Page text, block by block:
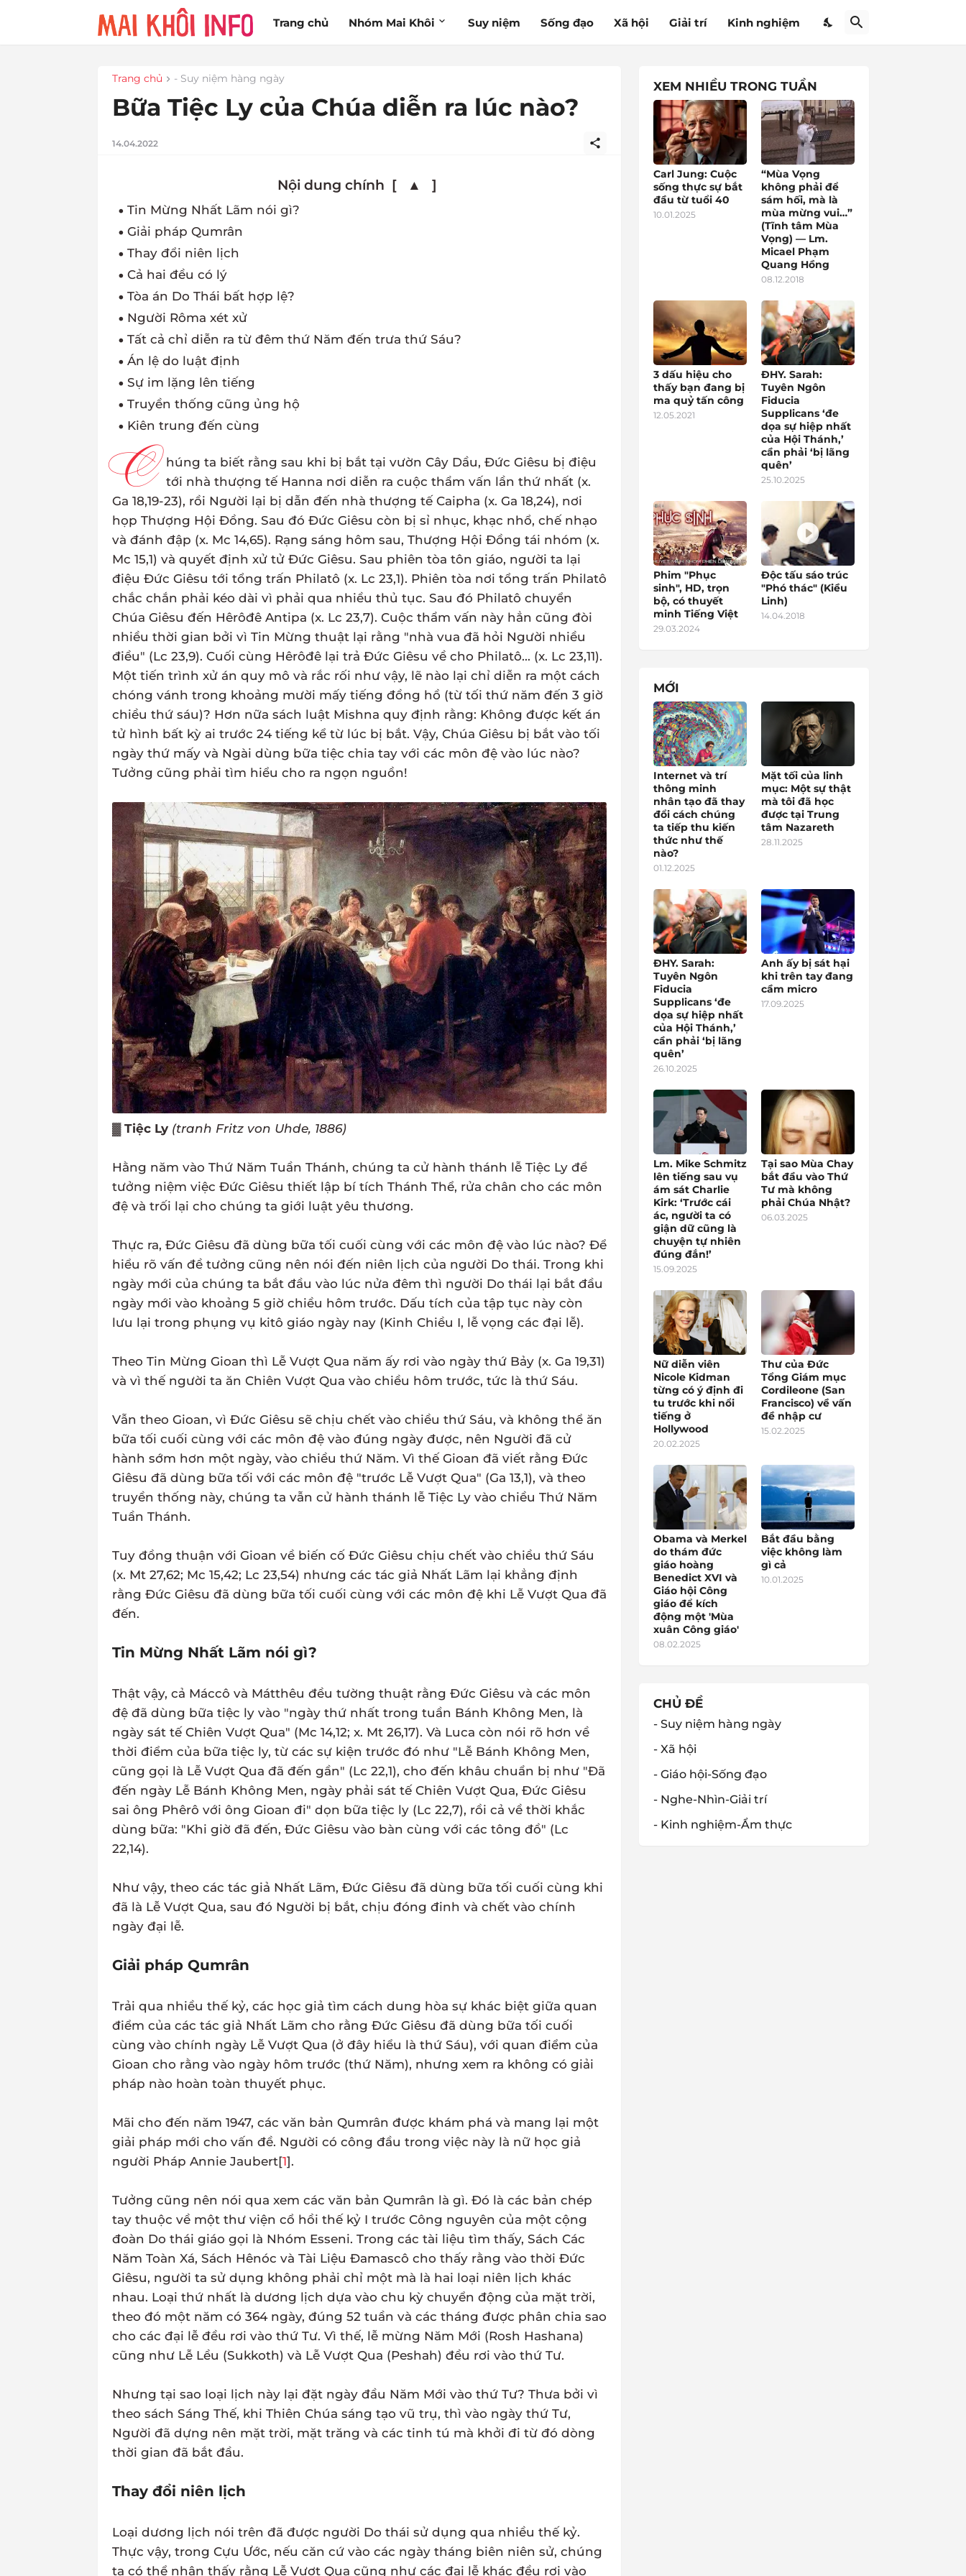
Trang chủ Nhóm Mai Khôi Suy niệm Sống đạo Xã hội Giải trí Kinh nghiệm
Trang chủ - Suy niệm hàng ngày
Bữa Tiệc Ly của Chúa diễn ra lúc nào?
14.04.2022
Tin Mừng Nhất Lãm nói gì?
Giải pháp Qumrân
Thay đổi niên lịch
Cả hai đều có lý
Tòa án Do Thái bất hợp lệ?
Người Rôma xét xử
Tất cả chỉ diễn ra từ đêm thứ Năm đến trưa thứ Sáu?
Án lệ do luật định
Sự im lặng lên tiếng
Truyền thống cũng ủng hộ
Kiên trung đến cùng
C húng ta biết rằng sau khi bị bắt tại vườn Cây Dầu, Đức Giêsu bị điệu
tới nhà thượng tế Hanna nơi diễn ra cuộc thẩm vấn lần thứ nhất (x.
Ga 18,19-23), rồi Người lại bị dẫn đến nhà thượng tế Caipha (x. Ga 18,24), nơi
họp Thượng Hội Đồng. Sau đó Đức Giêsu còn bị sỉ nhục, khạc nhổ, chế nhạo
và đánh đập (x. Mc 14,65). Rạng sáng hôm sau, Thượng Hội Đồng tái nhóm (x.
Mc 15,1) và quyết định xử tử Đức Giêsu. Sau phiên tòa tôn giáo, người ta lại
điệu Đức Giêsu tới tổng trấn Philatô (x. Lc 23,1). Phiên tòa nơi tổng trấn Philatô
chắc chắn phải kéo dài vì phải qua nhiều thủ tục. Sau đó Philatô chuyển
Chúa Giêsu đến Hêrôđê Antipa (x. Lc 23,7). Cuộc thẩm vấn này hẳn cũng đòi
nhiều thời gian bởi vì Tin Mừng thuật lại rằng "nhà vua đã hỏi Người nhiều
điều" (Lc 23,9). Cuối cùng Hêrôđê lại trả Đức Giêsu về cho Philatô... (x. Lc 23,11).
Một tiến trình xử án quy mô và rắc rối như vậy, lẽ nào lại chỉ diễn ra một cách
chóng vánh trong khoảng mười mấy tiếng đồng hồ (từ tối thứ năm đến 3 giờ
chiều thứ sáu)? Hơn nữa sách luật Mishna quy định rằng: Không được kết án
tử hình bất kỳ ai trước 24 tiếng kể từ lúc bị bắt. Vậy, Chúa Giêsu bị bắt vào tối
ngày thứ mấy và Ngài dùng bữa tiệc chia tay với các môn đệ vào lúc nào?
Tưởng cũng phải tìm hiểu cho ra ngọn nguồn!
▓ Tiệc Ly(tranh Fritz von Uhde, 1886)
Hằng năm vào Thứ Năm Tuần Thánh, chúng ta cử hành thánh lễ Tiệc Ly để
tưởng niệm việc Đức Giêsu thiết lập bí tích Thánh Thể, rửa chân cho các môn
đệ và trối lại cho chúng ta giới luật yêu thương.
Thực ra, Đức Giêsu đã dùng bữa tối cuối cùng với các môn đệ vào lúc nào? Để
hiểu rõ vấn đề tưởng cũng nên nói đến niên lịch của người Do thái. Trong khi
ngày mới của chúng ta bắt đầu vào lúc nửa đêm thì người Do thái lại bắt đầu
ngày mới vào khoảng 5 giờ chiều hôm trước. Dấu tích của tập tục này còn
lưu lại trong phụng vụ kitô giáo ngày nay (Kinh Chiều I, lễ vọng các đại lễ).
Theo Tin Mừng Gioan thì Lễ Vượt Qua năm ấy rơi vào ngày thứ Bảy (x. Ga 19,31)
và vì thế người ta ăn Chiên Vượt Qua vào chiều hôm trước, tức là thứ Sáu.
Vẫn theo Gioan, vì Đức Giêsu sẽ chịu chết vào chiều thứ Sáu, và không thể ăn
bữa tối cuối cùng với các môn đệ vào đúng ngày được, nên Người đã cử
hành sớm hơn một ngày, vào chiều thứ Năm. Vì thế Gioan đã viết rằng Đức
Giêsu đã dùng bữa tối với các môn đệ "trước Lễ Vượt Qua" (Ga 13,1), và theo
truyền thống này, chúng ta vẫn cử hành thánh lễ Tiệc Ly vào chiều Thứ Năm
Tuần Thánh.
Tuy đồng thuận với Gioan về biến cố Đức Giêsu chịu chết vào chiều thứ Sáu
(x. Mt 27,62; Mc 15,42; Lc 23,54) nhưng các tác giả Nhất Lãm lại khẳng định
rằng Đức Giêsu đã dùng bữa tối cuối cùng với các môn đệ khi Lễ Vượt Qua đã
đến.
Tin Mừng Nhất Lãm nói gì?
Thật vậy, cả Máccô và Mátthêu đều tường thuật rằng Đức Giêsu và các môn
đệ đã dùng bữa tiệc ly vào "ngày thứ nhất trong tuần Bánh Không Men, là
ngày sát tế Chiên Vượt Qua" (Mc 14,12; x. Mt 26,17). Và Luca còn nói rõ hơn về
thời điểm của bữa tiệc ly, từ các sự kiện trước đó như "Lễ Bánh Không Men,
cũng gọi là Lễ Vượt Qua đã đến gần" (Lc 22,1), cho đến khâu chuẩn bị như "Đã
đến ngày Lễ Bánh Không Men, ngày phải sát tế Chiên Vượt Qua, Đức Giêsu
sai ông Phêrô với ông Gioan đi" dọn bữa tiệc ly (Lc 22,7), rồi cả về thời khắc
dùng bữa: "Khi giờ đã đến, Đức Giêsu vào bàn cùng với các tông đồ" (Lc
22,14).
Như vậy, theo các tác giả Nhất Lãm, Đức Giêsu đã dùng bữa tối cuối cùng khi
đã là Lễ Vượt Qua, sau đó Người bị bắt, chịu đóng đinh và chết vào chính
ngày đại lễ.
Giải pháp Qumrân
Trải qua nhiều thế kỷ, các học giả tìm cách dung hòa sự khác biệt giữa quan
điểm của các tác giả Nhất Lãm cho rằng Đức Giêsu đã dùng bữa tối cuối
cùng vào chính ngày Lễ Vượt Qua (ở đây hiểu là thứ Sáu), với quan điểm của
Gioan cho rằng vào ngày hôm trước (thứ Năm), nhưng xem ra không có giải
pháp nào hoàn toàn thuyết phục.
Mãi cho đến năm 1947, các văn bản Qumrân được khám phá và mang lại một
giải pháp mới cho vấn đề. Người có công đầu trong việc này là nữ học giả
người Pháp Annie Jaubert[1].
Tưởng cũng nên nói qua xem các văn bản Qumrân là gì. Đó là các bản chép
tay thuộc về một thư viện cổ hồi thế kỷ I trước Công nguyên của một cộng
đoàn Do thái giáo gọi là Nhóm Esseni. Trong các tài liệu tìm thấy, Sách Các
Năm Toàn Xá, Sách Hênóc và Tài Liệu Đamascô cho thấy rằng vào thời Đức
Giêsu, người ta sử dụng không phải chỉ một mà là hai loại niên lịch khác
nhau. Loại thứ nhất là dương lịch dựa vào chu kỳ chuyển động của mặt trời,
theo đó một năm có 364 ngày, đúng 52 tuần và các tháng được phân chia sao
cho các đại lễ đều rơi vào thứ Tư. Vì thế, lễ mừng Năm Mới (Rosh Hashana)
cũng như Lễ Lều (Sukkoth) và Lễ Vượt Qua (Peshah) đều rơi vào thứ Tư.
Nhưng tại sao loại lịch này lại đặt ngày đầu Năm Mới vào thứ Tư? Thưa bởi vì
theo sách Sáng Thế, khi Thiên Chúa sáng tạo vũ trụ, thì vào ngày thứ Tư,
Người đã dựng nên mặt trời, mặt trăng và các tinh tú mà khởi đi từ đó dòng
thời gian đã bắt đầu.
Thay đổi niên lịch
Loại dương lịch nói trên đã được người Do thái sử dụng qua nhiều thế kỷ.
Thực vậy, trong Cựu Ước, nếu căn cứ vào các ngày tháng biên niên sử, chúng
ta có thể nhận thấy rằng Lễ Vượt Qua cũng như các đại lễ khác đều rơi vào
XEM NHIỀU TRONG TUẦN
Carl Jung: Cuộc
sống thực sự bắt
đầu từ tuổi 40
10.01.2025
“Mùa Vọng
không phải để
sám hối, mà là
mùa mừng vui…”
(Tĩnh tâm Mùa
Vọng) — Lm.
Micael Phạm
Quang Hồng
08.12.2018
3 dấu hiệu cho
thấy bạn đang bị
ma quỷ tấn công
12.05.2021
ĐHY. Sarah:
Tuyên Ngôn
Fiducia
Supplicans ‘đe
dọa sự hiệp nhất
của Hội Thánh,’
cần phải ‘bị lãng
quên’
25.10.2025
Phim "Phục
sinh", HD, trọn
bộ, có thuyết
minh Tiếng Việt
29.03.2024
Độc tấu sáo trúc
"Phó thác" (Kiều
Linh)
14.04.2018
MỚI
Internet và trí
thông minh
nhân tạo đã thay
đổi cách chúng
ta tiếp thu kiến
thức như thế
nào?
01.12.2025
Mặt tối của linh
mục: Một sự thật
mà tôi đã học
được tại Trung
tâm Nazareth
28.11.2025
ĐHY. Sarah:
Tuyên Ngôn
Fiducia
Supplicans ‘đe
dọa sự hiệp nhất
của Hội Thánh,’
cần phải ‘bị lãng
quên’
26.10.2025
Anh ấy bị sát hại
khi trên tay đang
cầm micro
17.09.2025
Lm. Mike Schmitz
lên tiếng sau vụ
ám sát Charlie
Kirk: ‘Trước cái
ác, người ta có
giận dữ cũng là
chuyện tự nhiên
đúng đắn!’
15.09.2025
Tại sao Mùa Chay
bắt đầu vào Thứ
Tư mà không
phải Chúa Nhật?
06.03.2025
Nữ diễn viên
Nicole Kidman
từng có ý định đi
tu trước khi nổi
tiếng ở
Hollywood
20.02.2025
Thư của Đức
Tổng Giám mục
Cordileone (San
Francisco) về vấn
đề nhập cư
15.02.2025
Obama và Merkel
do thám đức
giáo hoàng
Benedict XVI và
Giáo hội Công
giáo để kích
động một 'Mùa
xuân Công giáo'
08.02.2025
Bắt đầu bằng
việc không làm
gì cả
10.01.2025
CHỦ ĐỀ
- Suy niệm hàng ngày
- Xã hội
- Giáo hội-Sống đạo
- Nghe-Nhìn-Giải trí
- Kinh nghiệm-Ẩm thực